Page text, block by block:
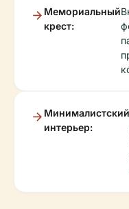
Мемориальный
крест:
Минималистский
интерьер: